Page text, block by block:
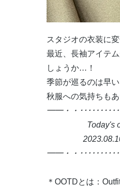
スタジオの衣装に
最近、長袖アイテ
しょうか…！
季節が巡るのは早
秋服への気持ちも
━━・・･････････
Today's
━━・・･････････
＊OOTDとは：